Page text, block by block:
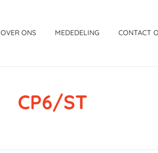
OVER ONS MEDEDELING CONTACT
CP6/ST